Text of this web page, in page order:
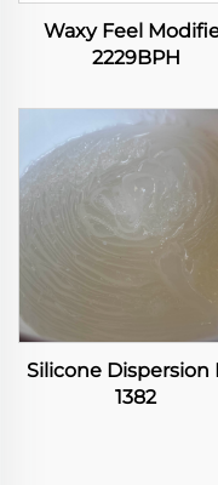
Waxy Feel
2229BPH
Silicone Dispersion
1382